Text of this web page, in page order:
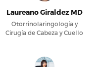
Laureano Giraldez MD
Otorrinolaringología y
Cirugía de Cabeza y Cuello